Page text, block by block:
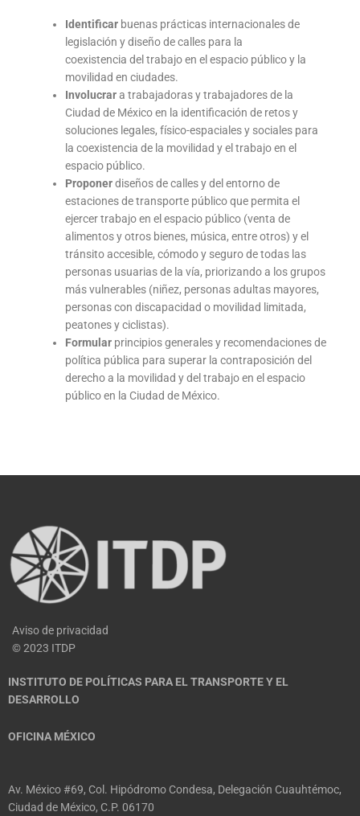
Identificar buenas prácticas internacionales de
legislación y diseño de calles para la
coexistencia del trabajo en el espacio público y la
movilidad en ciudades.
Involucrara trabajadoras y trabajadores de la
Ciudad de México en la identificación de retos y
soluciones legales, físico-espaciales y sociales para
la coexistencia de la movilidad y el trabajo en el
espacio público.
Proponerdiseños de calles y del entorno de
estaciones de transporte público que permita el
ejercer trabajo en el espacio público (venta de
alimentos y otros bienes, música, entre otros) y el
tránsito accesible, cómodo y seguro de todas las
personas usuarias de la vía, priorizando a los grupos
más vulnerables (niñez, personas adultas mayores,
personas con discapacidad o movilidad limitada,
peatones y ciclistas).
Formular principios generales y recomendaciones de
política pública para superar la contraposición del
derecho a la movilidad y del trabajo en el espacio
público en la Ciudad de México.
Aviso de privacidad
© 2023 ITDP
INSTITUTO DE POLÍTICAS PARA EL TRANSPORTE Y EL
DESARROLLO
OFICINA MÉXICO
Av. México #69, Col. Hipódromo Condesa, Delegación Cuauhtémoc,
Ciudad de México, C.P. 06170